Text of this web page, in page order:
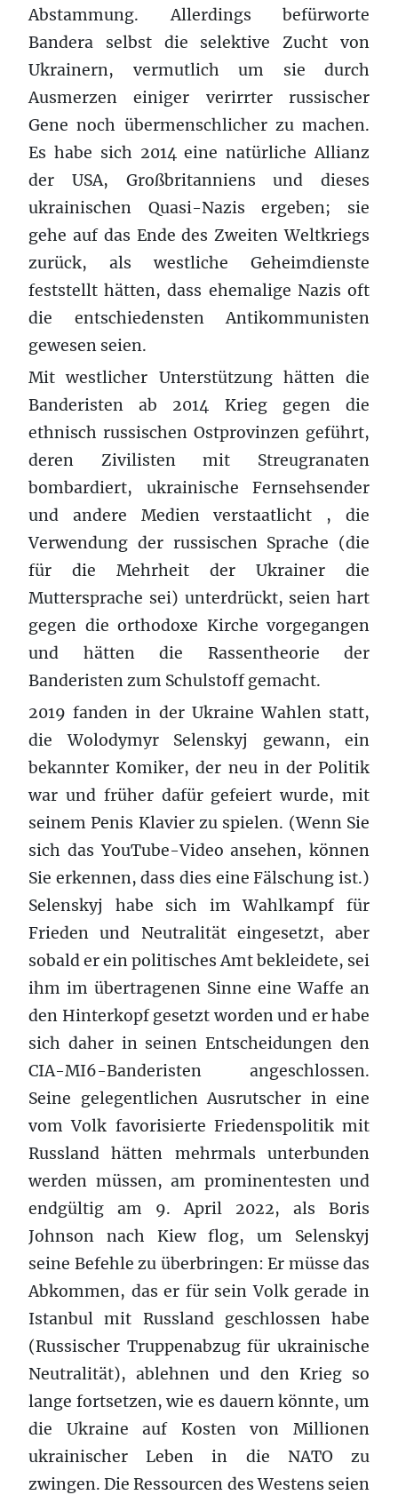
Abstammung. Allerdings befürworte
Bandera selbst die selektive Zucht von
Ukrainern, vermutlich um sie durch
Ausmerzen einiger verirrter russischer
Gene noch übermenschlicher zu machen.
Es habe sich 2014 eine natürliche Allianz
der USA, Großbritanniens und dieses
ukrainischen Quasi-Nazis ergeben; sie
gehe auf das Ende des Zweiten Weltkriegs
zurück, als westliche Geheimdienste
feststellt hätten, dass ehemalige Nazis oft
die entschiedensten Antikommunisten
gewesen seien.
Mit westlicher Unterstützung hätten die
Banderisten ab 2014 Krieg gegen die
ethnisch russischen Ostprovinzen geführt,
deren Zivilisten mit Streugranaten
bombardiert, ukrainische Fernsehsender
und andere Medien verstaatlicht , die
Verwendung der russischen Sprache (die
für die Mehrheit der Ukrainer die
Muttersprache sei) unterdrückt, seien hart
gegen die orthodoxe Kirche vorgegangen
und hätten die Rassentheorie der
Banderisten zum Schulstoff gemacht.
2019 fanden in der Ukraine Wahlen statt,
die Wolodymyr Selenskyj gewann, ein
bekannter Komiker, der neu in der Politik
war und früher dafür gefeiert wurde, mit
seinem Penis Klavier zu spielen. (Wenn Sie
sich das YouTube-Video ansehen, können
Sie erkennen, dass dies eine Fälschung ist.)
Selenskyj habe sich im Wahlkampf für
Frieden und Neutralität eingesetzt, aber
sobald er ein politisches Amt bekleidete, sei
ihm im übertragenen Sinne eine Waffe an
den Hinterkopf gesetzt worden und er habe
sich daher in seinen Entscheidungen den
CIA-MI6-Banderisten angeschlossen.
Seine gelegentlichen Ausrutscher in eine
vom Volk favorisierte Friedenspolitik mit
Russland hätten mehrmals unterbunden
werden müssen, am prominentesten und
endgültig am 9. April 2022, als Boris
Johnson nach Kiew flog, um Selenskyj
seine Befehle zu überbringen: Er müsse das
Abkommen, das er für sein Volk gerade in
Istanbul mit Russland geschlossen habe
(Russischer Truppenabzug für ukrainische
Neutralität), ablehnen und den Krieg so
lange fortsetzen, wie es dauern könnte, um
die Ukraine auf Kosten von Millionen
ukrainischer Leben in die NATO zu
zwingen. Die Ressourcen des Westens seien